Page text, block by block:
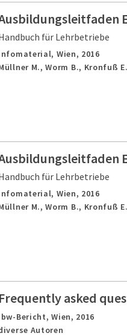
für Lehrbetriebe
Wien, 2016
M., Worm B., Kronfuß
für Lehrbetriebe
Wien, 2016
M., Worm B., Kronfuß
Frequently asked
Bericht,Wien, 2016
Autoren